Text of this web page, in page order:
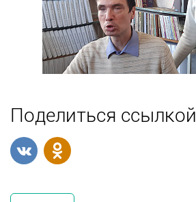
Поделиться ссылкой